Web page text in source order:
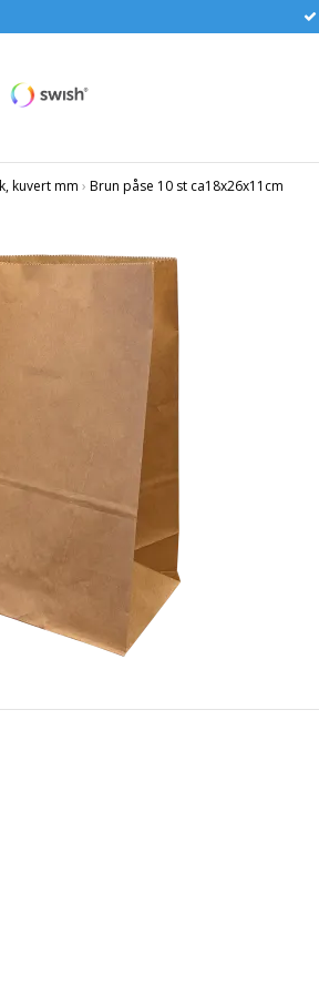
kuvert mm › Brun påse 10 st ca18x26x11cm